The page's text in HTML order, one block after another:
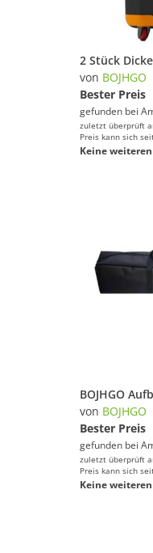
von BOJHGO
Bester Preis
gefunden bei
zuletzt überprüft
Preis kann sich
Keine
von BOJHGO
Bester Preis
gefunden bei
zuletzt überprüft
Preis kann sich
Keine